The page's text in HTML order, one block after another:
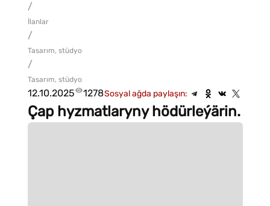
/
İlanlar
/
Tasarım, stüdyo
/
Tasarım, stüdyo
12.10.2025 1278Sosyal ağda paylaşın:
Çap hyzmatlaryny hödürleýärin.